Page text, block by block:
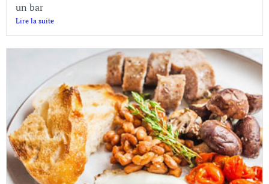
un bar
Lire la suite